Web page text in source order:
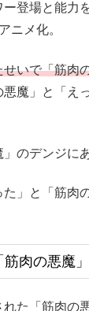
登場と能力
ニメ化。
いで「筋肉
悪魔」と「え
のデンジに
た」と「筋肉
筋肉の悪魔
た「筋肉の